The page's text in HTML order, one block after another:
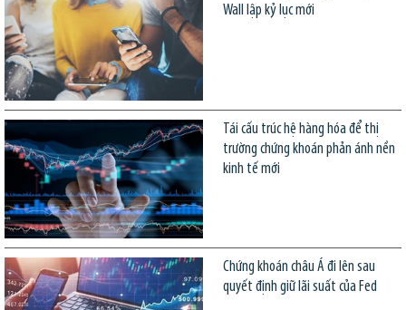
Wall lập kỷ lục mới
Tái cấu trúc hệ hàng hóa để thị
trường chứng khoán phản ánh nền
kinh tế mới
Chứng khoán châu Á đi lên sau
quyết định giữ lãi suất của Fed